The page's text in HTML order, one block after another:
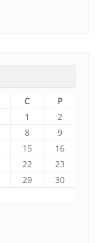
C
P
1
2
8
9
15
16
22
23
29
30